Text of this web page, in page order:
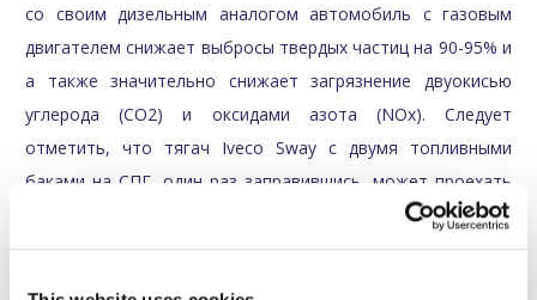
со своим дизельным аналогом автомобиль с газовым
двигателем снижает выбросы твердых частиц на 90-95% и
а также значительно снижает загрязнение двуокисью
углерода (CO2) и оксидами азота (NOx). Следует
отметить, что тягач Iveco Sway с двумя топливными
баками на СПГ, один раз заправившись, может проехать
до 1600 км. По результатам расчетов расход топлива
тягача на СПГ на целых 15 % меньше по сравнению с